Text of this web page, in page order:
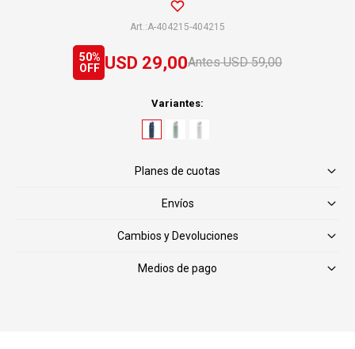
A-404215-404215
USD 29,00 USD 59,00
50
Variantes:
Planes de cuotas
Envíos
Cambios y Devoluciones
Medios de pago